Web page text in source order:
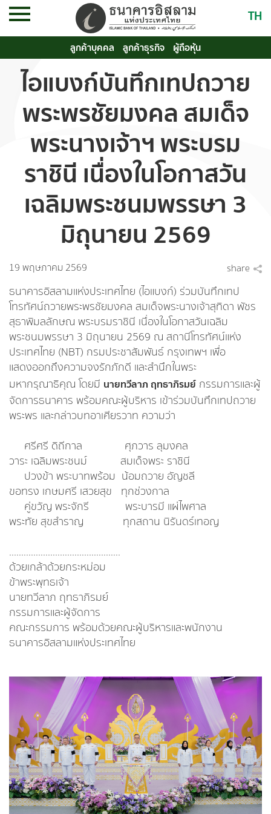
TH
ลูกค้าบุคคล ลูกค้าธุรกิจ ผู้ถือหุ้น
ไอแบงก์บันทึกเทปถวาย
พระพรชัยมงคล สมเด็จ
พระนางเจ้าฯ พระบรม
ราชินี เนื่องในโอกาสวัน
เฉลิมพระชนมพรรษา 3
มิถุนายน 2569
19 พฤษภาคม 2569 share
ธนาคารอิสลามแห่งประเทศไทย (ไอแบงก์) ร่วมบันทึกเทป
โทรทัศน์ถวายพระพรชัยมงคล สมเด็จพระนางเจ้าสุทิดา พัชร
สุธาพิมลลักษณ พระบรมราชินี เนื่องในโอกาสวันเฉลิม
พระชนมพรรษา 3 มิถุนายน 2569 ณ สถานีโทรทัศน์แห่ง
ประเทศไทย (NBT) กรมประชาสัมพันธ์ กรุงเทพฯ เพื่อ
แสดงออกถึงความจงรักภักดี และสำนึกในพระ
มหากรุณาธิคุณ โดยมี นายทวีลาภ ฤทธาภิรมย์ กรรมการและผู้
จัดการธนาคาร พร้อมคณะผู้บริหาร เข้าร่วมบันทึกเทปถวาย
พระพร และกล่าวบทอาเศียรวาท ความว่า
ศรีศรี ดิถีกาล ศุภวาร ลุมงคล
วาระ เฉลิมพระชนม์ สมเด็จพระ ราชินี
ปวงข้า พระบาทพร้อม น้อมถวาย อัญชลี
ขอทรง เกษมศรี เสวยสุข ทุกช่วงกาล
คู่ขวัญ พระจักรี พระบารมี แผ่ไพศาล
พระทัย สุขสำราญ ทุกสถาน นิรันดร์เทอญ
..............................................
ด้วยเกล้าด้วยกระหม่อม
ข้าพระพุทธเจ้า
นายทวีลาภ ฤทธาภิรมย์
กรรมการและผู้จัดการ
คณะกรรมการ พร้อมด้วยคณะผู้บริหารและพนักงาน
ธนาคารอิสลามแห่งประเทศไทย